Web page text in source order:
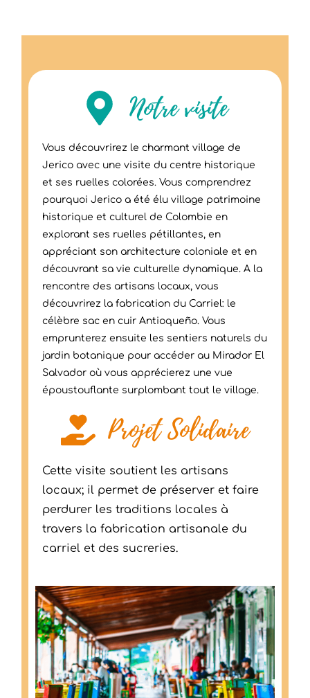
Notre visite​
Vous découvrirez le charmant village de
Jerico avec une visite du centre historique
et ses ruelles colorées. Vous comprendrez
pourquoi Jerico a été élu village patrimoine
historique et culturel de Colombie en
explorant ses ruelles pétillantes, en
appréciant son architecture coloniale et en
découvrant sa vie culturelle dynamique. A la
rencontre des artisans locaux, vous
découvrirez la fabrication du Carriel: le
célèbre sac en cuir Antioqueño. Vous
emprunterez ensuite les sentiers naturels du
jardin botanique pour accéder au Mirador El
Salvador où vous apprécierez une vue
époustouflante surplombant tout le village.
Projet Solidaire​
Cette visite soutient les artisans
locaux; il permet de préserver et faire
perdurer les traditions locales à
travers la fabrication artisanale du
carriel et des sucreries.